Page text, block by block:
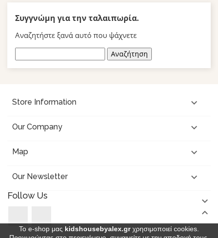
Συγγνώμη για την ταλαιπωρία.
Αναζητήστε ξανά αυτό που ψάχνετε
Αναζήτηση
Store Information 
Our Company 
Map 
Our Newsletter 
Follow Us


Το e-shop μας kidshousebyalex.grχρησιμοποιεί cookies.